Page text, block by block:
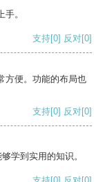
。
支持[0] 反对[0]
方便。功能的布局也
支持[0] 反对[0]
学到实用的知识。